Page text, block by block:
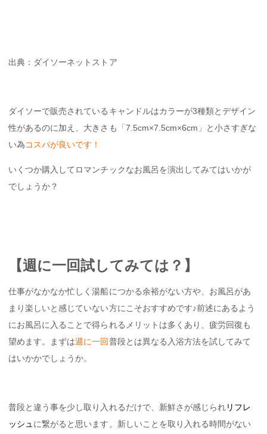
出典：ダイソーネットストア
ダイソーで販売されているキャンドルはカラーが3種類とデザイン
性があるのに加え、大きさも「7.5cm×7.5cm×6cm」と小さすぎな
い為コスパが良いです！
いくつか購入してロマンチックなお風呂を演出してみてはいかが
でしょうか？
【週に一回試してみては？】
仕事がなかなか忙しく湯船につかる余裕がない方や、お風呂があ
まり楽しいと感じていない方にこそおすすめです♪前述にあるよう
にお風呂に入ることで得られるメリットは多くあり、疲労回復も
望めます。まずは週に一回普段とは異なる入浴方法を試してみて
はいかかでしょうか。
普段と違う事を少し取り入れるだけで、新鮮さが感じられリフレ
ッシュ に繋がると思います。新しいことを取り入れる時間がない